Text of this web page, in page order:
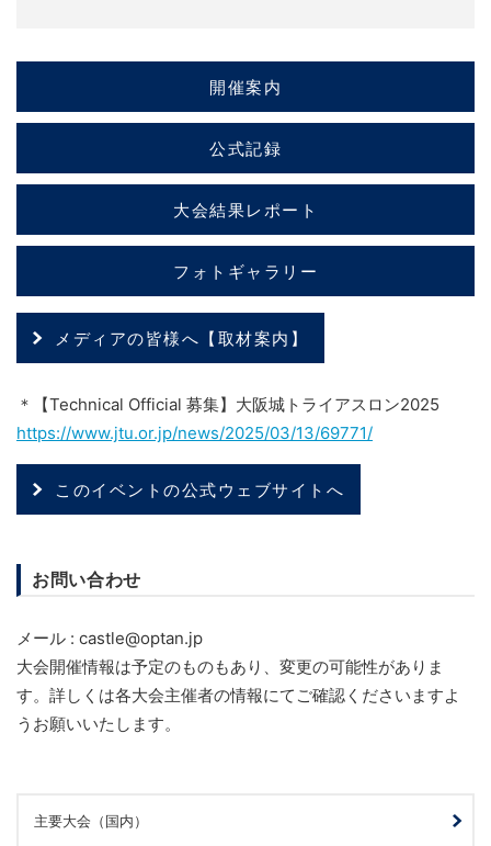
開催案内
公式記録
大会結果レポート
フォトギャラリー
メディアの皆様へ【取材案内】
＊【Technical Official 募集】大阪城トライアスロン2025
https://www.jtu.or.jp/news/2025/03/13/69771/
このイベントの公式ウェブサイトへ
お問い合わせ
メール : castle@optan.jp
大会開催情報は予定のものもあり、変更の可能性がありま
す。詳しくは各大会主催者の情報にてご確認くださいますよ
うお願いいたします。
主要大会（国内）